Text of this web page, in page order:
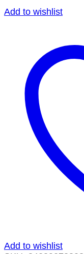
Add to wishlist
Add to wishlist